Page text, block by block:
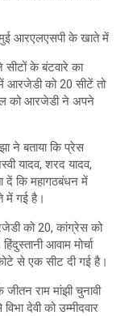
आरएलएसपी के खाते में
सीटों के बंटवारे का
आरजेडी को 20 सीटें तो
को आरजेडी ने अपने
ने बताया कि प्रेस
यादव, शरद यादव,
दें कि महागठबंधन में
में गई है।
को 20, कांग्रेस को
आवाम मोर्चा
से एक सीट दी गई है।
राम मांझी चुनावी
देवी को उम्मीदवार